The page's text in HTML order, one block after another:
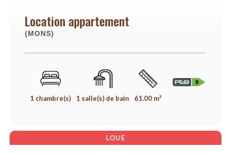
Location appartement
(MONS)
1 chambre(s) 1 salle(s) de bain 61.00 m²
LOUÉ